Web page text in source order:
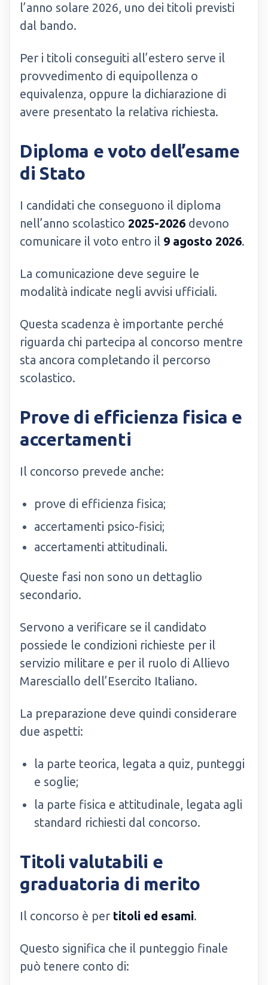
l’anno solare 2026, uno dei titoli previsti
dal bando.
Per i titoli conseguiti all’estero serve il
provvedimento di equipollenza o
equivalenza, oppure la dichiarazione di
avere presentato la relativa richiesta.
Diploma e voto dell’esame
di Stato
I candidati che conseguono il diploma
nell’anno scolastico 2025-2026 devono
comunicare il voto entro il 9 agosto 2026.
La comunicazione deve seguire le
modalità indicate negli avvisi ufficiali.
Questa scadenza è importante perché
riguarda chi partecipa al concorso mentre
sta ancora completando il percorso
scolastico.
Prove di efficienza fisica e
accertamenti
Il concorso prevede anche:
prove di efficienza fisica;
accertamenti psico-fisici;
accertamenti attitudinali.
Queste fasi non sono un dettaglio
secondario.
Servono a verificare se il candidato
possiede le condizioni richieste per il
servizio militare e per il ruolo di Allievo
Maresciallo dell’Esercito Italiano.
La preparazione deve quindi considerare
due aspetti:
la parte teorica, legata a quiz, punteggi
e soglie;
la parte fisica e attitudinale, legata agli
standard richiesti dal concorso.
Titoli valutabili e
graduatoria di merito
Il concorso è per titoli ed esami.
Questo significa che il punteggio finale
può tenere conto di: